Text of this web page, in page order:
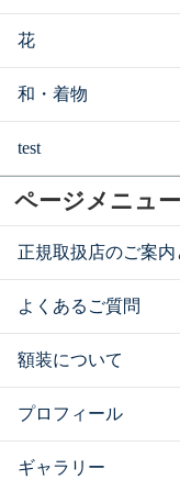
花
和・着物
test
ページメニュー
正規取扱店のご案
よくあるご質問
額装について
プロフィール
ギャラリー